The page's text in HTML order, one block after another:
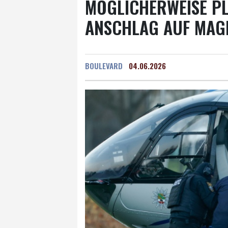
MÖGLICHERWEISE
ANSCHLAG AUF
BOULEVARD 04.06.2026